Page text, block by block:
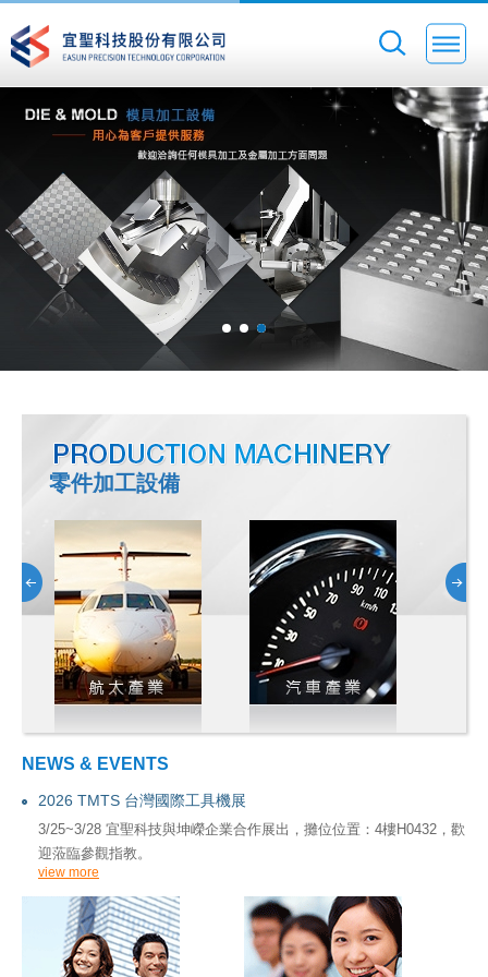
零件加工設備
NEWS & EVENTS
2026 TMTS 台灣國際工具機展
3/25~3/28 宜聖科技與坤嶸企業合作展出，攤位位置：4樓H0432，歡
迎蒞臨參觀指教。
view more